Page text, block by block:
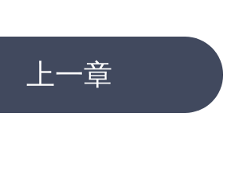
上一章